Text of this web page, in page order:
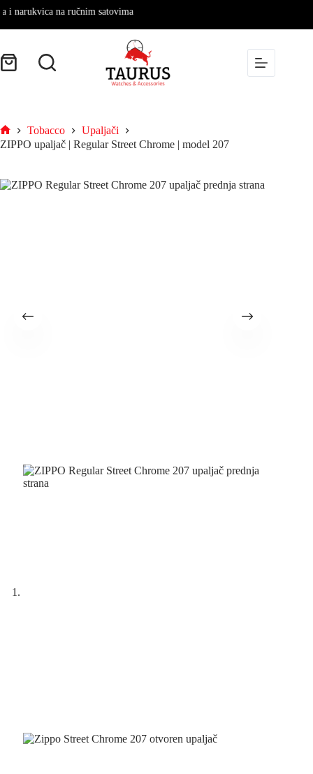
na ručnim satovima
Tobacco
Upaljači
ZIPPO upaljač | Regular Street Chrome | model 207